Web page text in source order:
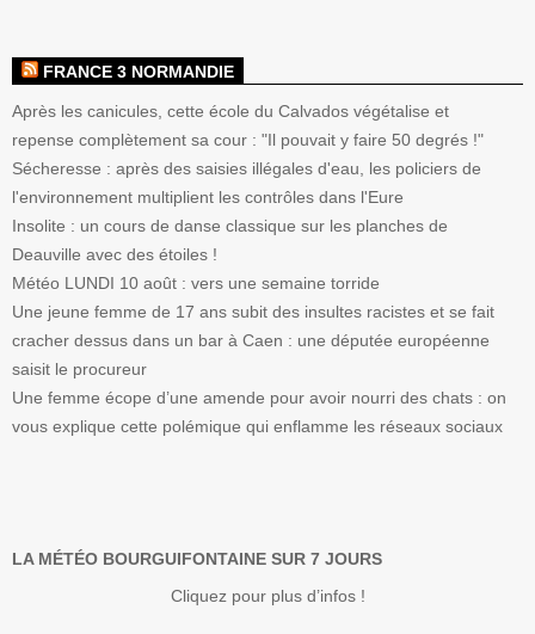
FRANCE 3 NORMANDIE
Après les canicules, cette école du Calvados végétalise et
repense complètement sa cour : "Il pouvait y faire 50 degrés !"
Sécheresse : après des saisies illégales d'eau, les policiers de
l'environnement multiplient les contrôles dans l'Eure
Insolite : un cours de danse classique sur les planches de
Deauville avec des étoiles !
Météo LUNDI 10 août : vers une semaine torride
Une jeune femme de 17 ans subit des insultes racistes et se fait
cracher dessus dans un bar à Caen : une députée européenne
saisit le procureur
Une femme écope d’une amende pour avoir nourri des chats : on
vous explique cette polémique qui enflamme les réseaux sociaux
LA MÉTÉO BOURGUIFONTAINE SUR 7 JOURS
Cliquez pour plus d’infos !